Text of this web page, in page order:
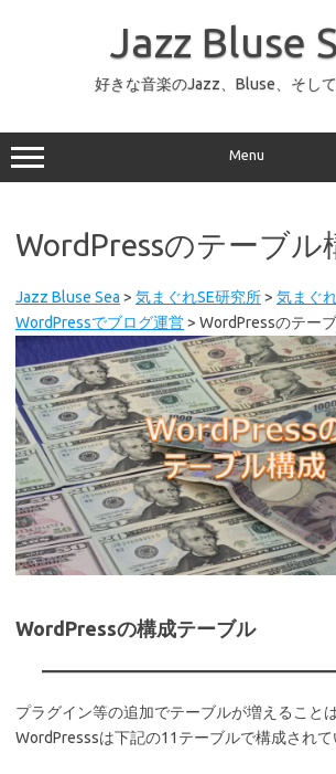
ッ
プ
Jazz Bluse
好きな音楽のJazz、Bluse、そし
Menu
WordPressのテーブル
Jazz Bluse Sea > 気まぐれSE研究所> 気まぐ
WordPressでブログ運営> WordPressのテー
WordPressの構成テーブル
プラグイン等の追加でテーブルが増えること
WordPresssは下記の11テーブルで構成されて